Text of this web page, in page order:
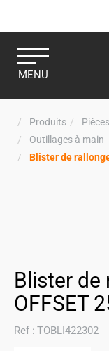
MENU
Produits
Outillages à main
Blister de
Blister de
OFFSET
Ref : TOBLI422302